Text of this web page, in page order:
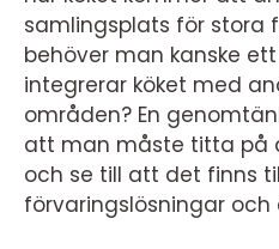
samlingsplats för stora
behöver man kanske
integrerar köket med
områden? En
att man måste titta på
och se till att det finns
förvaringslösningar och